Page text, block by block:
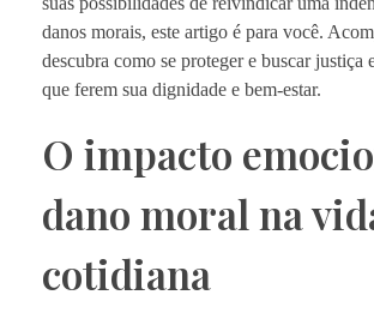
danos morais, este artigo é para você.
descubra como se proteger e buscar justiça
que ferem sua dignidade e bem-estar.
O impacto
dano moral na
cotidiana